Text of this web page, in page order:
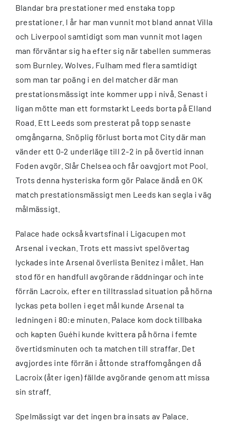
Blandar bra prestationer med enstaka topp
prestationer. I år har man vunnit mot bland annat Villa
och Liverpool samtidigt som man vunnit mot lagen
man förväntar sig ha efter sig när tabellen summeras
som Burnley, Wolves, Fulham med flera samtidigt
som man tar poäng i en del matcher där man
prestationsmässigt inte kommer upp i nivå. Senast i
ligan mötte man ett formstarkt Leeds borta på Elland
Road. Ett Leeds som presterat på topp senaste
omgångarna. Snöplig förlust borta mot City där man
vänder ett 0-2 underläge till 2-2 in på övertid innan
Foden avgör. Slår Chelsea och får oavgjort mot Pool.
Trots denna hysteriska form gör Palace ändå en OK
match prestationsmässigt men Leeds kan segla i väg
målmässigt.
Palace hade också kvartsfinal i Ligacupen mot
Arsenal i veckan. Trots ett massivt spelövertag
lyckades inte Arsenal överlista Benitez i målet. Han
stod för en handfull avgörande räddningar och inte
förrän Lacroix, efter en tilltrasslad situation på hörna
lyckas peta bollen i eget mål kunde Arsenal ta
ledningen i 80:e minuten. Palace kom dock tillbaka
och kapten Guéhi kunde kvittera på hörna i femte
övertidsminuten och ta matchen till straffar. Det
avgjordes inte förrän i åttonde straffomgången då
Lacroix (åter igen) fällde avgörande genom att missa
sin straff.
Spelmässigt var det ingen bra insats av Palace.